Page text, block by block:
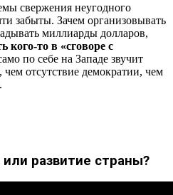
свержения неугодного
забыты. Зачем организовывать
миллиарды долларов,
кого-то в «сговоре с
по себе на Западе звучит
отсутствие демократии, чем
развитие страны?